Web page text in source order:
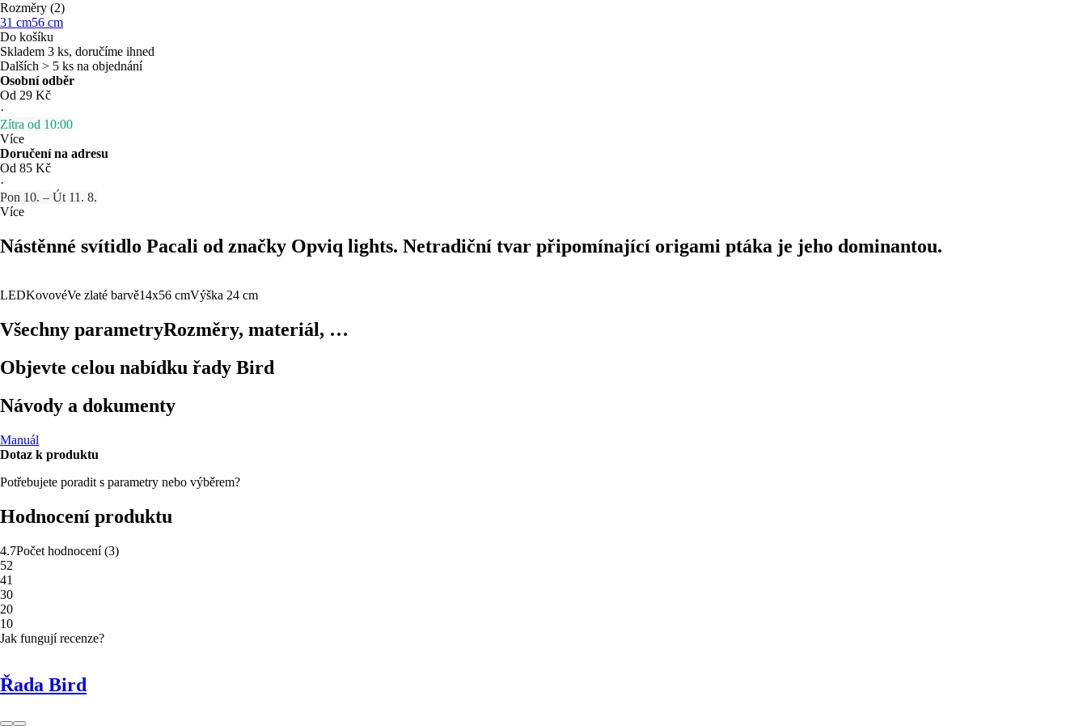
Rozměry (2)
31 cm56 cm
Do košíku
Skladem 3 ks, doručíme ihned
Dalších > 5 ks na objednání
Osobní odběr
Od 29 Kč
·
Zítra od 10:00
Více
Doručení na adresu
Od 85 Kč
·
Pon 10. – Út 11. 8.
Více
Nástěnné svítidlo Pacali od značky Opviq lights. Netradiční tvar připomínající origami ptáka je jeho dominantou.
LEDKovovéVe zlaté barvě14x56 cmVýška 24 cm
Všechny parametryRozměry, materiál, …
Objevte celou nabídku řady Bird
Návody a dokumenty
Manuál
Dotaz k produktu
Potřebujete poradit s parametry nebo výběrem?
Hodnocení produktu
4.7Počet hodnocení(3)
52
41
30
20
10
Jak fungují recenze?
Řada Bird